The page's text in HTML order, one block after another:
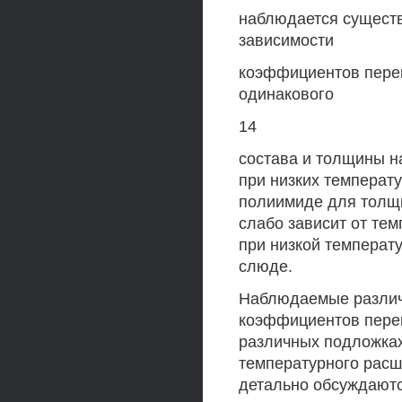
наблюдается
зависимости
коэффициентов
одинакового
14
состава и толщины
при низких
полиимиде для
слабо зависит от
при низкой
слюде.
Наблюдаемые
коэффициентов
различных
температурного
детально